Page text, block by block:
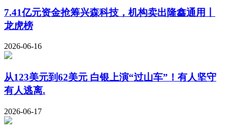
7.41亿元资金抢筹兴森科技，机构卖出隆鑫通用丨
龙虎榜
2026-06-16
从123美元到62美元 白银上演“过山车”！有人坚守
有人逃离.
2026-06-17